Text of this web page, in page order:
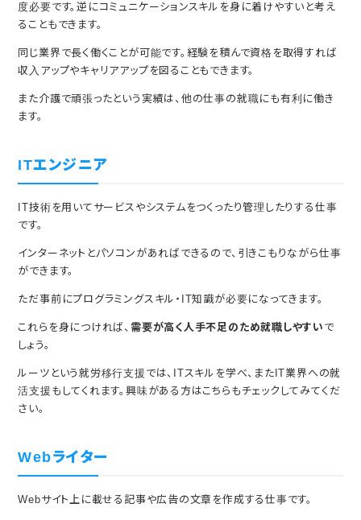
度必要です。逆にコミュニケーションスキルを身に着けやすいと考え
ることもできます。
同じ業界で長く働くことが可能です。経験を積んで資格を取得すれば
収入アップやキャリアアップを図ることもできます。
また介護で頑張ったという実績は、他の仕事の就職にも有利に働き
ます。
ITエンジニア
IT技術を用いてサービスやシステムをつくったり管理したりする仕事
です。
インターネットとパソコンがあればできるので、引きこもりながら仕事
ができます。
ただ事前にプログラミングスキル・IT知識が必要になってきます。
これらを身につければ、 需要が高く人手不足のため就職しやすい で
しょう。
ルーツという就労移行支援では、ITスキルを学べ、またIT業界への就
活支援もしてくれます。興味がある方はこちらもチェックしてみてくだ
さい。
Webライター
Webサイト上に載せる記事や広告の文章を作成する仕事です。